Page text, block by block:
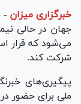
خبرگزاری میزان -
جهان در حالی
شرکت کند.
ملی برای حضور